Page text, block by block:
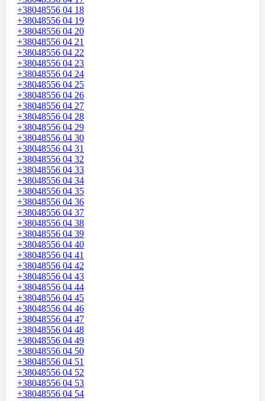
+38048556 04 18
+38048556 04 19
+38048556 04 20
+38048556 04 21
+38048556 04 22
+38048556 04 23
+38048556 04 24
+38048556 04 25
+38048556 04 26
+38048556 04 27
+38048556 04 28
+38048556 04 29
+38048556 04 30
+38048556 04 31
+38048556 04 32
+38048556 04 33
+38048556 04 34
+38048556 04 35
+38048556 04 36
+38048556 04 37
+38048556 04 38
+38048556 04 39
+38048556 04 40
+38048556 04 41
+38048556 04 42
+38048556 04 43
+38048556 04 44
+38048556 04 45
+38048556 04 46
+38048556 04 47
+38048556 04 48
+38048556 04 49
+38048556 04 50
+38048556 04 51
+38048556 04 52
+38048556 04 53
+38048556 04 54